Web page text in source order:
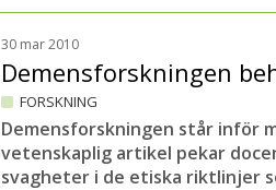
30 mar 2010
Demensforskningen
FORSKNING
Demensforskningen står inför
vetenskaplig artikel pekar
svagheter i de etiska riktlinjer